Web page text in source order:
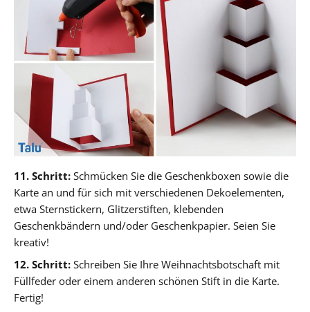
11. Schritt: Schmücken Sie die Geschenkboxen sowie die
Karte an und für sich mit verschiedenen Dekoelementen,
etwa Sternstickern, Glitzerstiften, klebenden
Geschenkbändern und/oder Geschenkpapier. Seien Sie
kreativ!
12. Schritt: Schreiben Sie Ihre Weihnachtsbotschaft mit
Füllfeder oder einem anderen schönen Stift in die Karte.
Fertig!